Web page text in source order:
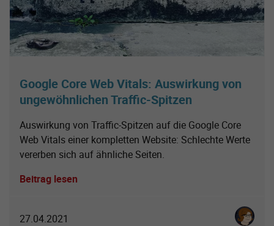
Google Core Web Vitals: Auswirkung von
ungewöhnlichen Traffic-Spitzen
Auswirkung von Traffic-Spitzen auf die Google Core
Web Vitals einer kompletten Website: Schlechte Werte
vererben sich auf ähnliche Seiten.
Beitrag lesen
27.04.2021 Karoline